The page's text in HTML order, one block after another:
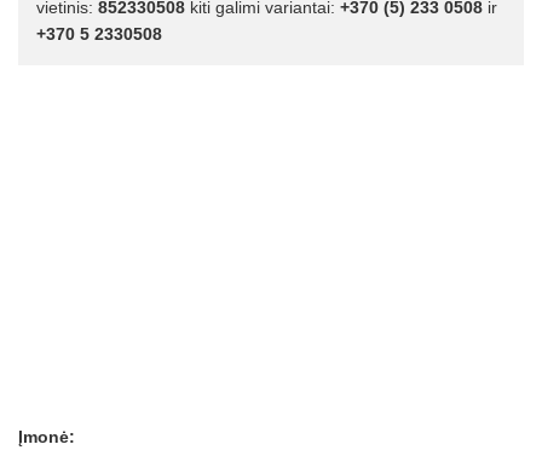
vietinis: 852330508 kiti galimi variantai: +370 (5) 233 0508 ir
+370 5 2330508
Įmonė: